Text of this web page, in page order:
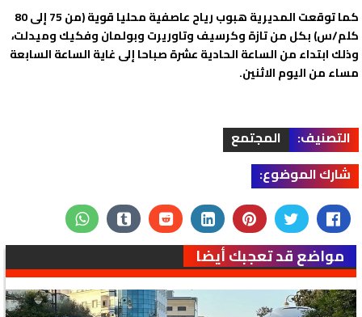
كما توقعت المديرية هبوب رياح عاصفية محليا قوية (من 75 إلى 80
كلم/س) بكل من تازة وكرسيف وتاوريرت وبولمان وفكيك وميدلت،
وذلك ابتداء من الساعة الحادية عشرة صباحا إلى غاية الساعة السابعة
مساء من اليوم الاثنين.
التصنيف:
المجتمع
شارك الموضوع:
مواضع قد تعجبك أيضا